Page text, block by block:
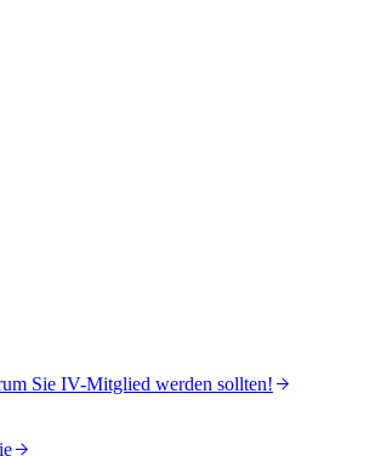
Sie IV-Mitglied werden sollten!